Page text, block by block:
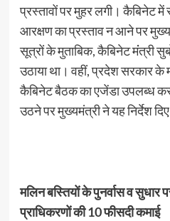
प्रस्तावों पर मुहर लगी। कैबिनेट में
आरक्षण का प्रस्ताव न आने पर
सूत्रों के मुताबिक, कैबिनेट मंंत्री
उठाया था। वहीं, प्रदेश सरकार के
कैबिनेट बैठक का एजेंडा उपलब्ध
उठने पर मुख्यमंत्री ने यह निर्देश
मलिन बस्तियों के पुनर्वास व सुधार
प्राधिकरणों की 10 फीसदी कमाई